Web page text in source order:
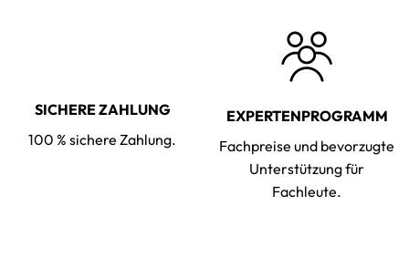
SICHERE ZAHLUNG
100 % sichere Zahlung.
EXPERTENPROGRAMM
Fachpreise und bevorzugte
Unterstützung für
Fachleute.